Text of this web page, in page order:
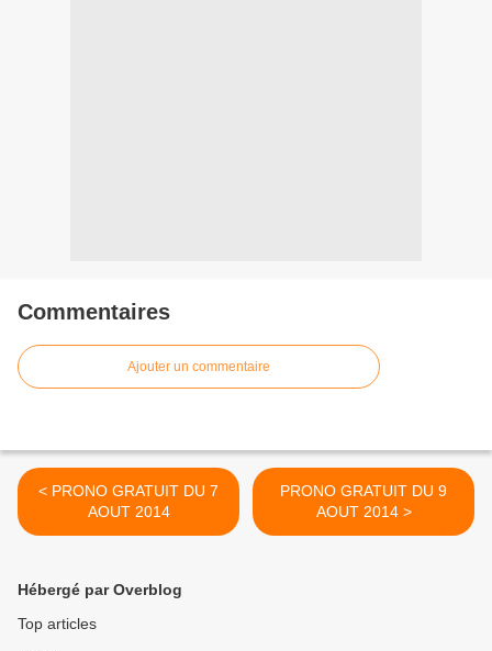
Commentaires
Ajouter un commentaire
< PRONO GRATUIT DU 7
AOUT 2014
PRONO GRATUIT DU 9
AOUT 2014 >
Hébergé par Overblog
Top articles